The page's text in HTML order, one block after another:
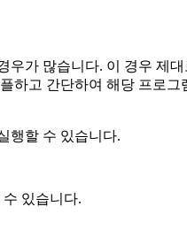
가 많습니다. 이 경우 제
하고 간단하여 해당 프로
행할 수 있습니다.
있습니다.